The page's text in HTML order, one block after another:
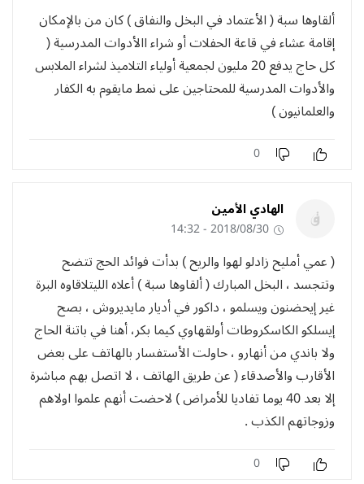
ألقاوها سبة ( الأعتماد في البخل والنفاق ) كان من بالإمكان
إقامة عشاء في قاعة الحفلات أو شراء االأدوات المدرسية (
كل حاج يدفع 20 مليون لجمعية أولياء التلاميذ لشراء الملابس
والأدوات المدرسية للمحتاجين على نمط مايقوم به الكفار
والعلمانيون )
0
الهادي الأمين
2018/08/30 - 14:32
( عمي أمليح زادلو لهوا والريح ) بدأت فوائد الحج تتضح
وتتجسد ، البخل المبارك ( ألقاوها سبة ) أعلاه الليتلاقاوه البرة
غير إيحضنون ويسلمو ، داكور في أديار مايديروش ، بصح
إيسلكو الكاسكروطات أولقهاوي كيما بكر، أهنا في باتنة الحاج
ولا باندي من أنهارو ، حاولت الأستفسار بالهاتف على بعض
الأقارب والأصدقاء ( عن طريق الهاتف ، لا اتصل بهم مباشرة
إلا بعد 40 يوما تفاديا للأمراض ) لاحضت أنهم علموا اولاهم
وزوجاتهم الكذب .
0